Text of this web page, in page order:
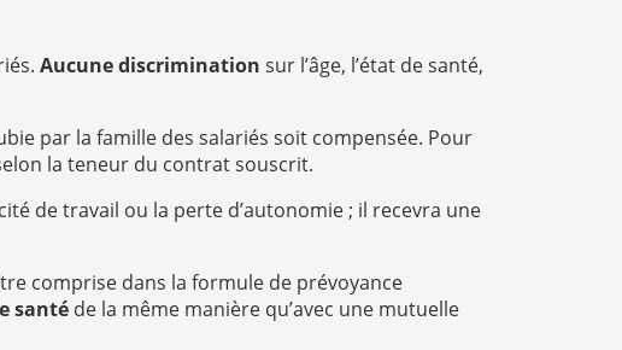
Aucune discrimination sur l’âge, l’état de santé,
par la famille des salariés soit compensée. Pour
la teneur du contrat souscrit.
de travail ou la perte d’autonomie ; il recevra une
comprise dans la formule de prévoyance
santé de la même manière qu’avec une mutuelle